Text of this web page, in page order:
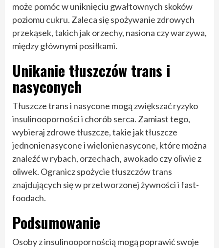
może pomóc w uniknięciu gwałtownych skoków
poziomu cukru. Zaleca się spożywanie zdrowych
przekąsek, takich jak orzechy, nasiona czy warzywa,
między głównymi posiłkami.
Unikanie tłuszczów trans i
nasyconych
Tłuszcze trans i nasycone mogą zwiększać ryzyko
insulinooporności i chorób serca. Zamiast tego,
wybieraj zdrowe tłuszcze, takie jak tłuszcze
jednonienasycone i wielonienasycone, które można
znaleźć w rybach, orzechach, awokado czy oliwie z
oliwek. Ogranicz spożycie tłuszczów trans
znajdujących się w przetworzonej żywności i fast-
foodach.
Podsumowanie
Osoby z insulinoopornością mogą poprawić swoje